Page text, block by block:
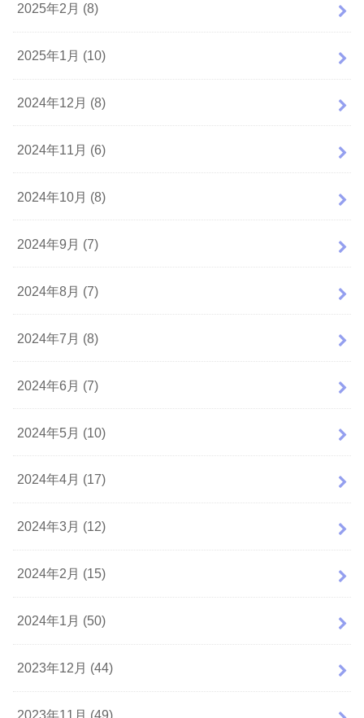
2025年2月 (8)
2025年1月 (10)
2024年12月 (8)
2024年11月 (6)
2024年10月 (8)
2024年9月 (7)
2024年8月 (7)
2024年7月 (8)
2024年6月 (7)
2024年5月 (10)
2024年4月 (17)
2024年3月 (12)
2024年2月 (15)
2024年1月 (50)
2023年12月 (44)
2023年11月 (49)